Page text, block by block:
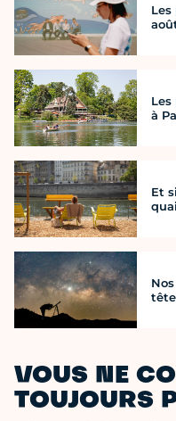
à
Et
VOUS NE
TOUJOURS